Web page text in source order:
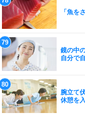
「魚を
鏡の中
自分で
腕立て
休憩を